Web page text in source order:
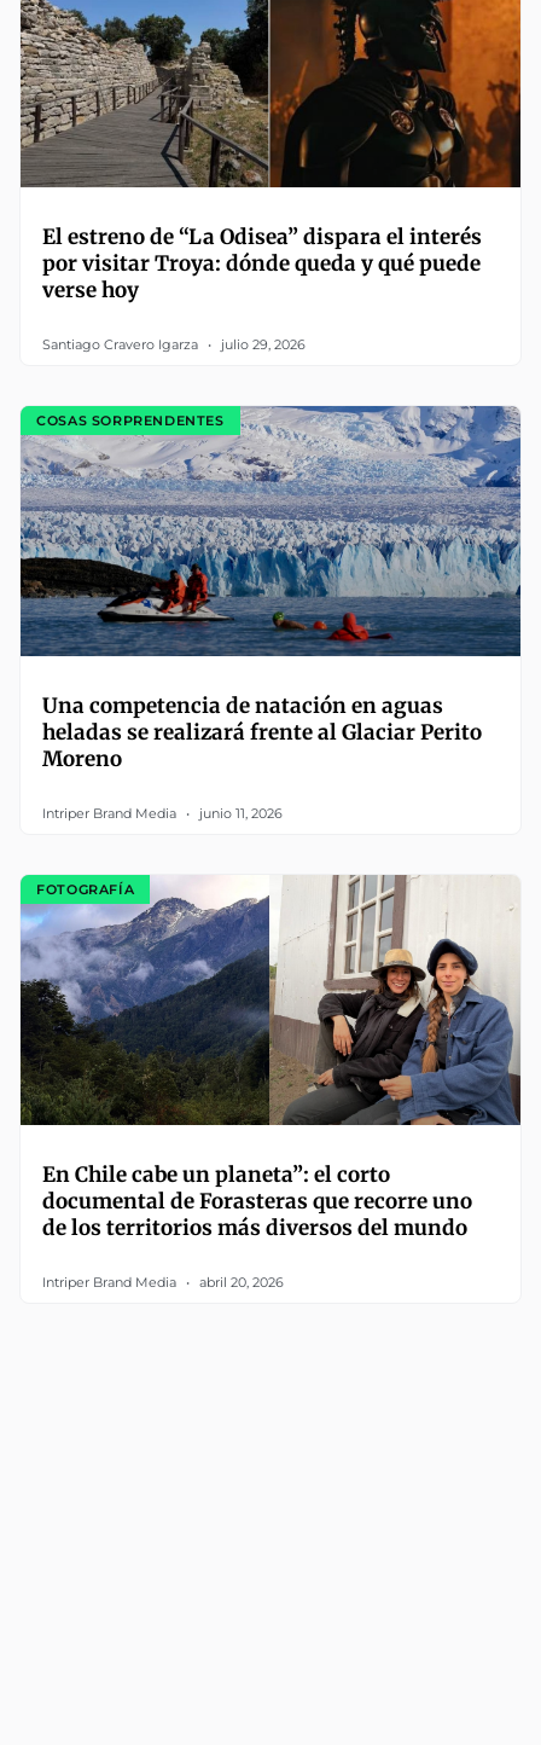
El estreno de “La Odisea” dispara el interés
por visitar Troya: dónde queda y qué puede
verse hoy
Santiago Cravero Igarza julio 29, 2026
COSAS SORPRENDENTES
Una competencia de natación en aguas
heladas se realizará frente al Glaciar Perito
Moreno
Intriper Brand Media junio 11, 2026
FOTOGRAFÍA
En Chile cabe un planeta”: el corto
documental de Forasteras que recorre uno
de los territorios más diversos del mundo
Intriper Brand Media abril 20, 2026